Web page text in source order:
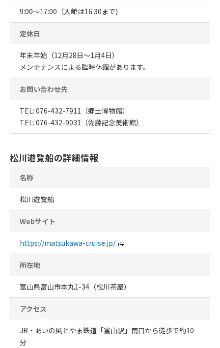
9:00～17:00（入館は16:30まで)
定休日
年末年始（12月28日～1月4日）
メンテナンスによる臨時休館があります。
お問い合わせ先
TEL: 076-432-7911（郷土博物館）
TEL: 076-432-9031（佐藤記念美術館）
松川遊覧船の詳細情報
名称
松川遊覧船
Webサイト
https://matsukawa-cruise.jp/
所在地
富山県富山市本丸1-34（松川茶屋）
アクセス
JR・あいの風とやま鉄道「富山駅」南口から徒歩で約10
分